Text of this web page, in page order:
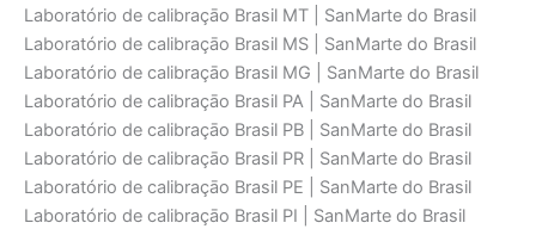
Laboratório de calibraçāo Brasil MT | SanMarte do Brasil
Laboratório de calibraçāo Brasil MS | SanMarte do Brasil
Laboratório de calibraçāo Brasil MG | SanMarte do Brasil
Laboratório de calibraçāo Brasil PA | SanMarte do Brasil
Laboratório de calibraçāo Brasil PB | SanMarte do Brasil
Laboratório de calibraçāo Brasil PR | SanMarte do Brasil
Laboratório de calibraçāo Brasil PE | SanMarte do Brasil
Laboratório de calibraçāo Brasil PI | SanMarte do Brasil